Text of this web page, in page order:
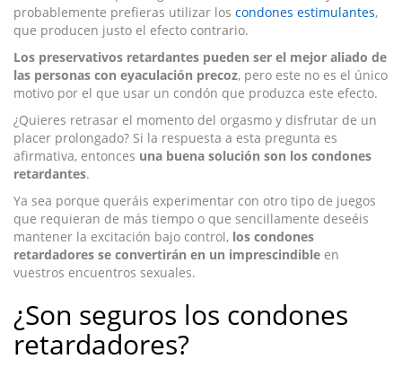
probablemente prefieras utilizar los condones estimulantes,
que producen justo el efecto contrario.
Los preservativos retardantes pueden ser el mejor aliado de
las personas con eyaculación precoz, pero este no es el único
motivo por el que usar un condón que produzca este efecto.
¿Quieres retrasar el momento del orgasmo y disfrutar de un
placer prolongado? Si la respuesta a esta pregunta es
afirmativa, entonces una buena solución son los condones
retardantes.
Ya sea porque queráis experimentar con otro tipo de juegos
que requieran de más tiempo o que sencillamente deseéis
mantener la excitación bajo control, los condones
retardadores se convertirán en un imprescindible en
vuestros encuentros sexuales.
¿Son seguros los condones
retardadores?